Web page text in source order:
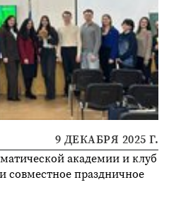
9 ДЕКАБРЯ 2025 Г.
академии и клуб
совместное праздничное